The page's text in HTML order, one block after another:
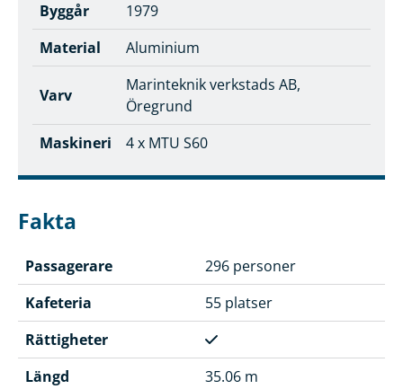
Byggår
1979
Material
Aluminium
Varv
Marinteknik verkstads AB,
Öregrund
Maskineri
4 x MTU S60
Fakta
Passagerare
296 personer
Kafeteria
55 platser
Rättigheter
Längd
35.06 m